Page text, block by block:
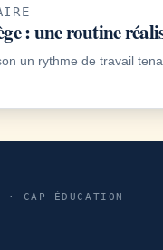
: une routine
un rythme de travail
· CAP ÉDUCATION